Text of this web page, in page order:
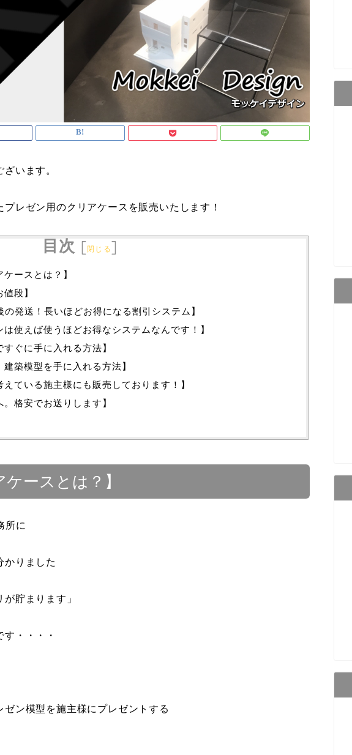
います。
レゼン用のクリアケースを販売いたします！
目次 [閉じる]
ケースとは？】
段】
の発送！長いほどお得になる割引システム】
は使えば使うほどお得なシステムなんです！】
すぐに手に入れる方法】
建築模型を手に入れる方法】
えている施主様にも販売しております！】
。格安でお送りします】
ースとは？】
所に
かりました
貯まります」
・・・・
ン模型を施主様にプレゼントする